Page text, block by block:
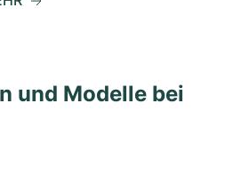
und Modelle bei